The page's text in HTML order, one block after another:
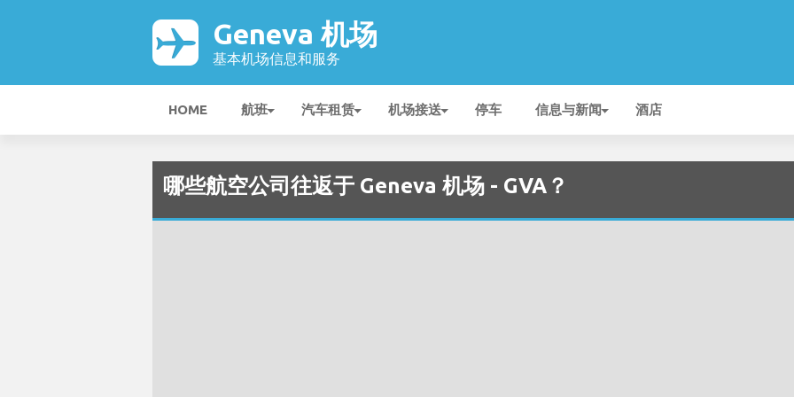
Geneva 机场
基本机场信息和服务
HOME 航班 汽车租赁 机场接送 停车 信息与新闻 酒店
哪些航空公司往返于 Geneva 机场 - GVA？